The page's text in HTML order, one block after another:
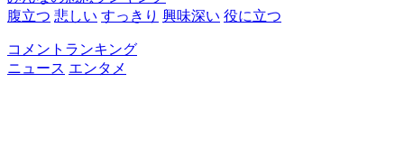
腹立つ 悲しい すっきり 興味深い 役に立つ
コメントランキング
ニュース エンタメ